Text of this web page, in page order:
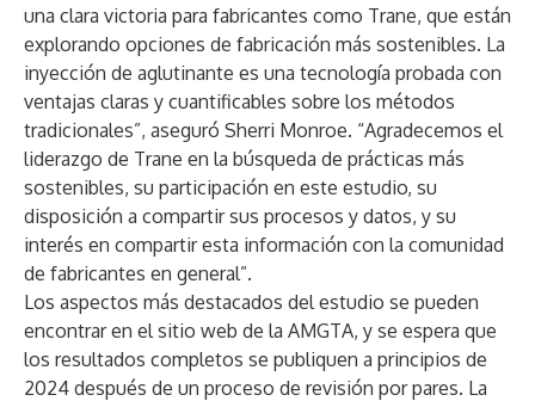
una clara victoria para fabricantes como Trane, que están
explorando opciones de fabricación más sostenibles. La
inyección de aglutinante es una tecnología probada con
ventajas claras y cuantificables sobre los métodos
tradicionales”, aseguró Sherri Monroe. “Agradecemos el
liderazgo de Trane en la búsqueda de prácticas más
sostenibles, su participación en este estudio, su
disposición a compartir sus procesos y datos, y su
interés en compartir esta información con la comunidad
de fabricantes en general”.
Los aspectos más destacados del estudio se pueden
encontrar en el sitio web de la AMGTA, y se espera que
los resultados completos se publiquen a principios de
2024 después de un proceso de revisión por pares. La